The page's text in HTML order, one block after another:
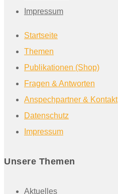
Impressum
Startseite
Themen
Publikationen (Shop)
Fragen & Antworten
Anspechpartner & Kontakt
Datenschutz
Impressum
Unsere Themen
Aktuelles